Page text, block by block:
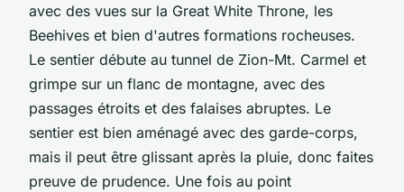
avec des vues sur la Great White Throne, les
Beehives et bien d'autres formations rocheuses.
Le sentier débute au tunnel de Zion-Mt. Carmel et
grimpe sur un flanc de montagne, avec des
passages étroits et des falaises abruptes. Le
sentier est bien aménagé avec des garde-corps,
mais il peut être glissant après la pluie, donc faites
preuve de prudence. Une fois au point